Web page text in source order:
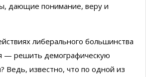
дающие понимание, веру и
либерального большинства
— решить демографическую
Ведь, известно, что по одной из